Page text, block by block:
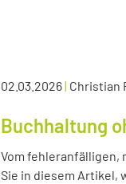
02.03.2026| Christian
Buchhaltung
Vom fehleranfälligen,
Sie in diesem Artikel,